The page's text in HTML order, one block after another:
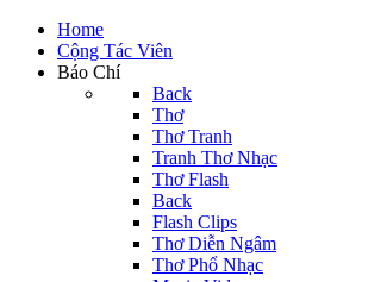
Home
Cộng Tác Viên
Báo Chí
Back
Thơ
Thơ Tranh
Tranh Thơ Nhạc
Thơ Flash
Back
Flash Clips
Thơ Diễn Ngâm
Thơ Phổ Nhạc